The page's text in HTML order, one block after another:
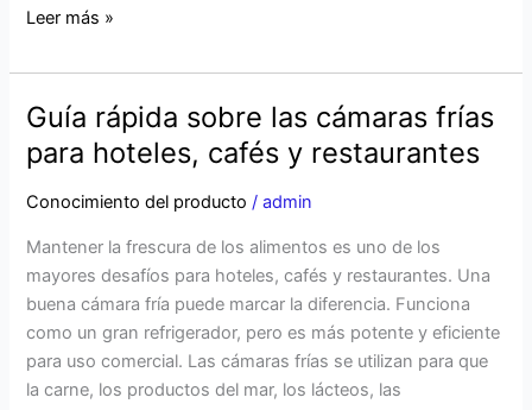
Leer más »
Guía rápida sobre las cámaras frías
para hoteles, cafés y restaurantes
Conocimiento del producto /admin
Mantener la frescura de los alimentos es uno de los
mayores desafíos para hoteles, cafés y restaurantes. Una
buena cámara fría puede marcar la diferencia. Funciona
como un gran refrigerador, pero es más potente y eficiente
para uso comercial. Las cámaras frías se utilizan para que
la carne, los productos del mar, los lácteos, las
Guía
rápida
sobre
las
frías
para
hoteles,
cafés
y
restaurantes